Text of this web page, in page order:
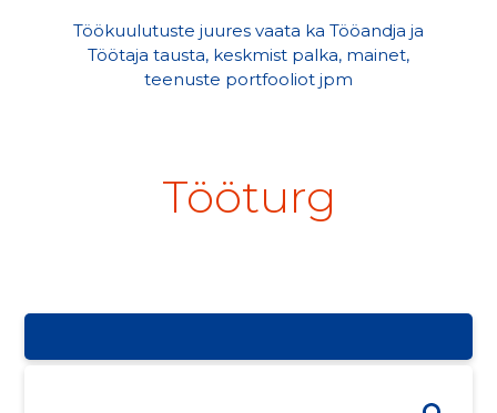
Töökuulutuste juures vaata ka Tööandja ja
Töötaja tausta, keskmist palka, mainet,
teenuste portfooliot jpm
Tööturg